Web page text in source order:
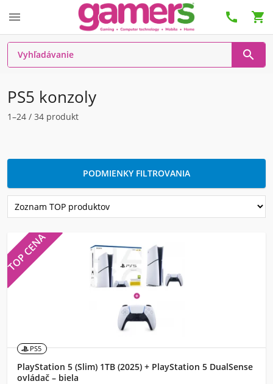
  

PS5 konzoly
1–24 / 34 produkt
PODMIENKY FILTROVANIA
TOP CENA
PS5
PlayStation 5 (Slim) 1TB (2025) + PlayStation 5 DualSense
ovládač – biela